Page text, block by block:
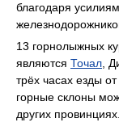
благодаря
13 горнолыжных
являются Точал ,
трёх часах езды
горные склоны
других провинциях.